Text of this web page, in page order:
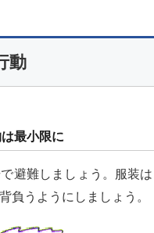
動
最小限に
避難しましょう。服装
負うようにしましょう。